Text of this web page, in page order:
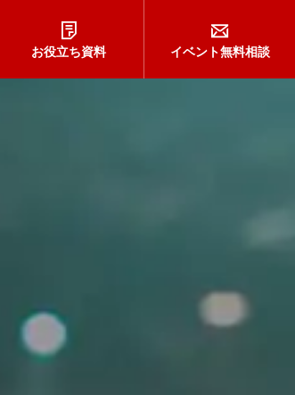
お役立ち資料
お役立ち資料 イベント無料相談
イベント無料相談